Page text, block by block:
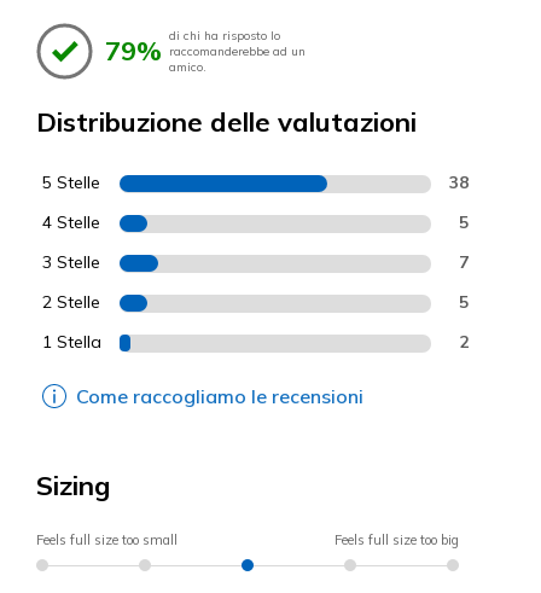
79% di chi ha risposto lo
raccomanderebbe ad un
amico.
Distribuzione delle valutazioni
5 Stelle 38
4 Stelle 5
3 Stelle 7
2 Stelle 5
1 Stella 2
Come raccogliamo le recensioni
Sizing
Feels full size too small Feels full size too big